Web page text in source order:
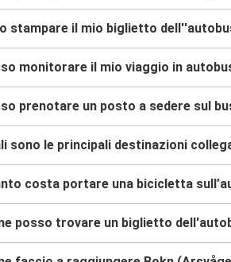
stampare il mio biglietto
monitorare il mio viaggio in
prenotare un posto a sedere sul
sono le principali destinazioni
costa portare una bicicletta
posso trovare un biglietto